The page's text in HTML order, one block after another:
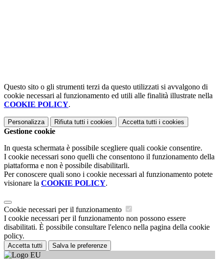
Questo sito o gli strumenti terzi da questo utilizzati si avvalgono di
cookie necessari al funzionamento ed utili alle finalità illustrate nella
COOKIE POLICY.
Personalizza Rifiuta tutti i cookies Accetta tutti i cookies
Gestione cookie
In questa schermata è possibile scegliere quali cookie consentire.
I cookie necessari sono quelli che consentono il funzionamento della
piattaforma e non è possibile disabilitarli.
Per conoscere quali sono i cookie necessari al funzionamento potete
visionare la COOKIE POLICY.
Cookie necessari per il funzionamento
I cookie necessari per il funzionamento non possono essere
disabilitati. È possibile consultare l'elenco nella pagina della cookie
policy.
Accetta tutti Salva le preferenze